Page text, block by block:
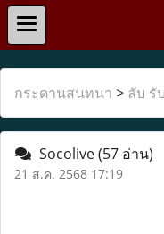
กระดานสนทนา > ลับ รั
Socolive(57 อ่าน)
21 ส.ค. 2568 17:19